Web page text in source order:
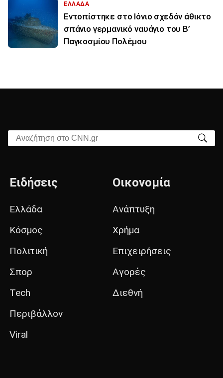
ΕΛΛΑΔΑ
Εντοπίστηκε στο Ιόνιο σχεδόν άθικτο
σπάνιο γερμανικό ναυάγιο του Β’
Παγκοσμίου Πολέμου
Αναζήτηση στο CNN.gr
Ειδήσεις
Ελλάδα
Κόσμος
Πολιτική
Σπορ
Tech
Περιβάλλον
Viral
Οικονομία
Ανάπτυξη
Χρήμα
Επιχειρήσεις
Αγορές
Διεθνή